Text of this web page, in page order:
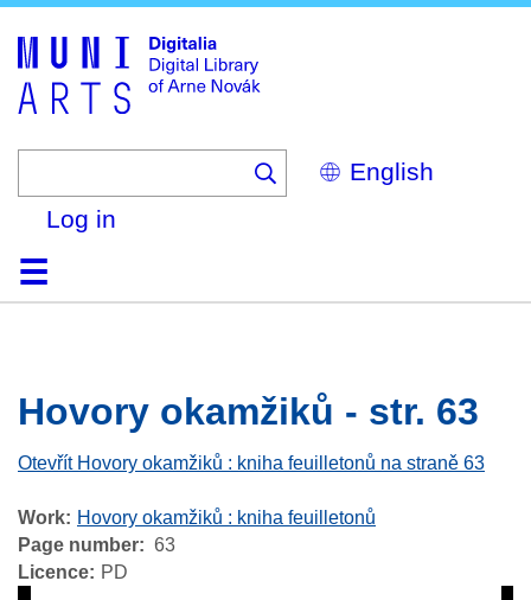
Select
your
Log in
HomeBrowse
Search
About
HelpContactDigitalia
Hovory okamžiků - str. 63
Otevřít Hovory okamžiků : kniha feuilletonů na straně 63
Work
Hovory okamžiků : kniha feuilletonů
Page number
63
Licence
PD